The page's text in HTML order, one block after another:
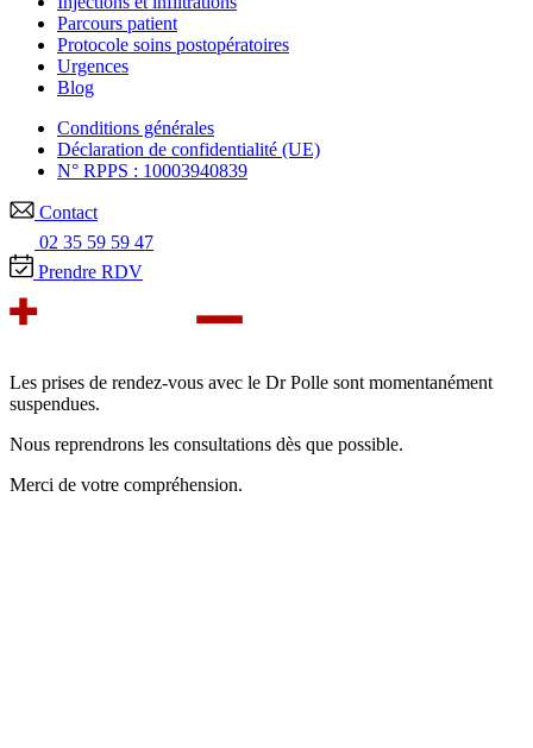
Parcours patient
Protocole soins postopératoires
Urgences
Blog
Conditions générales
Déclaration de confidentialité (UE)
N° RPPS : 10003940839
Contact
02 35 59 59 47
Prendre RDV
Les prises de rendez-vous avec le Dr Polle sont momentanément
suspendues.
Nous reprendrons les consultations dès que possible.
Merci de votre compréhension.